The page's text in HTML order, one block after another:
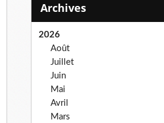
Archives
2026
Août
Juillet
Juin
Mai
Avril
Mars